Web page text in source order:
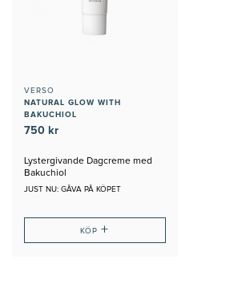
VERSO
NATURAL GLOW WITH
BAKUCHIOL
750 kr
Lystergivande Dagcreme med
Bakuchiol
JUST NU: GÅVA PÅ KÖPET
KÖP+